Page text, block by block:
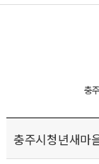
충
충주시청년새마